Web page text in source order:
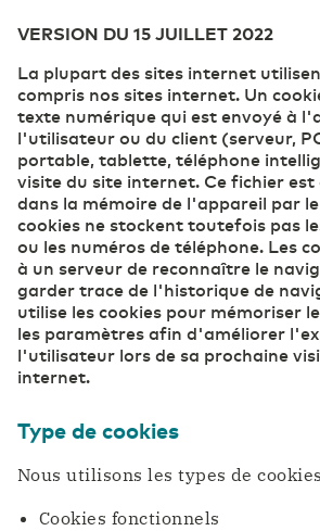
ICT & Télécommunications
Industrie
Santé
France Français
Deutschland Deutsch
Germany English
VERSION DU 15 JUILLET 2022
La plupart des sites internet
compris nos sites internet. Un
texte numérique qui est envoyé à
l'utilisateur ou du client (serveur,
portable, tablette, téléphone
visite du site internet. Ce fichier
dans la mémoire de l'appareil par
cookies ne stockent toutefois pas
ou les numéros de téléphone. Les
à un serveur de reconnaître le
garder trace de l'historique de
utilise les cookies pour mémoriser
les paramètres afin d'améliorer
l'utilisateur lors de sa prochaine
internet.
Type de cookies
Nous utilisons les types de
Cookies fonctionnels